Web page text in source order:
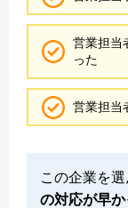
営業担当
った
営業担当
この企業を
の対応が早